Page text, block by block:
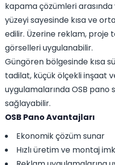
kapama çözümleri arasında
yüzeyi sayesinde kısa ve
edilir. Üzerine reklam, proje
görselleri uygulanabilir.
Güngören bölgesinde kısa
tadilat, küçük ölçekli inşaat
uygulamalarında OSB
sağlayabilir.
OSB Pano Avantajları
Ekonomik çözüm sunar
Hızlı üretim ve montaj